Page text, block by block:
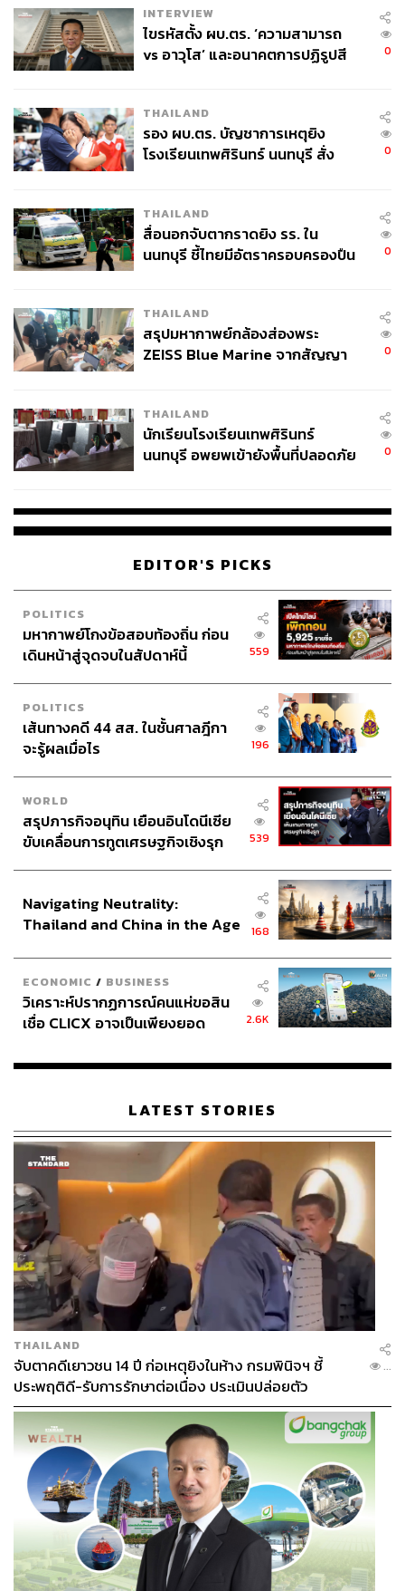
INTERVIEW
ไขรหัสตั้ง ผบ.ตร. ‘ความสามารถ
vs อาวุโส’ และอนาคตการปฏิรูปสี
0
THAILAND
รอง ผบ.ตร. บัญชาการเหตุยิง
โรงเรียนเทพศิรินทร์ นนทบุรี สั่ง
0
THAILAND
สื่อนอกจับตากราดยิง รร. ใน
นนทบุรี ชี้ไทยมีอัตราครอบครองปืน
0
THAILAND
สรุปมหากาพย์กล้องส่องพระ
ZEISS Blue Marine จากสัญญา
จ่ายหนี้-แอบระบุแบรนด์
0
THAILAND
นักเรียนโรงเรียนเทพศิรินทร์
นนทบุรี อพยพเข้ายังพื้นที่ปลอดภัย
0
EDITOR'S PICKS
POLITICS
มหากาพย์โกงข้อสอบท้องถิ่น ก่อน
เดินหน้าสู่จุดจบในสัปดาห์นี้
559
POLITICS
เส้นทางคดี 44 สส. ในชั้นศาลฎีกา
จะรู้ผลเมื่อไร
196
WORLD
สรุปภารกิจอนุทิน เยือนอินโดนีเซีย
ขับเคลื่อนการทูตเศรษฐกิจเชิงรุก
539
Navigating Neutrality:
Thailand and China in the Age
168
ECONOMIC / BUSINESS
วิเคราะห์ปรากฏการณ์คนแห่ขอสิน
เชื่อ CLICX อาจเป็นเพียงยอด
เรือนไทยที่ถูกซุกไว้
2.6K
LATEST STORIES
THAILAND
จับตาคดีเยาวชน 14 ปี ก่อเหตุยิงในห้าง กรมพินิจฯ ชี้
ประพฤติดี-รับการรักษาต่อเนื่อง ประเมินปล่อยตัว
...